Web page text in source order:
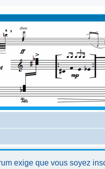
exige que vous soyez